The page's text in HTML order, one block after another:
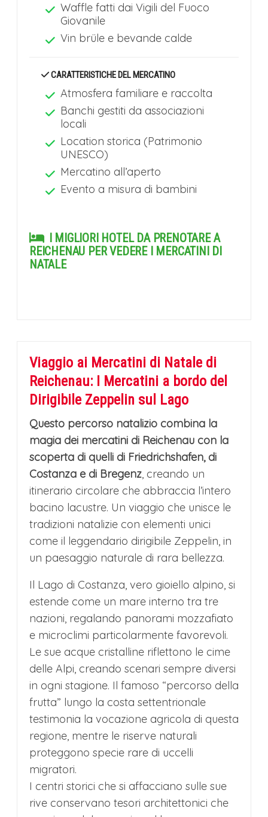
Waffle fatti dai Vigili del Fuoco
Giovanile
Vin brüle e bevande calde
CARATTERISTICHE DEL MERCATINO
Atmosfera familiare e raccolta
Banchi gestiti da associazioni
locali
Location storica (Patrimonio
UNESCO)
Mercatino all’aperto
Evento a misura di bambini
I MIGLIORI HOTEL DA PRENOTARE A
REICHENAU PER VEDERE I MERCATINI DI
NATALE
Viaggio ai Mercatini di Natal e di
Reichenau: I Mercatini a bordo de
Dirigibil e Zeppe lin sul Lago
Questo percorso natalizio combina la
magia dei mercatini di Reichenau con la
scoperta di quelli di Friedrichshafen, di
Costanza e di Bregenz, creando un
itinerario circolare che abbraccia l’intero
bacino lacustre. Un viaggio che unisce le
tradizioni natalizie con elementi unici
come il leggendario dirigibile Zeppelin, in
un paesaggio naturale di rara bellezza.
Il Lago di Costanza, vero gioiello alpino, si
estende come un mare interno tra tre
nazioni, regalando panorami mozzafiato
e microclimi particolarmente favorevoli.
Le sue acque cristalline riflettono le cime
delle Alpi, creando scenari sempre diversi
in ogni stagione. Il famoso “percorso della
frutta” lungo la costa settentrionale
testimonia la vocazione agricola di questa
regione, mentre le riserve naturali
proteggono specie rare di uccelli
migratori.
I centri storici che si affacciano sulle sue
rive conservano tesori architettonici che